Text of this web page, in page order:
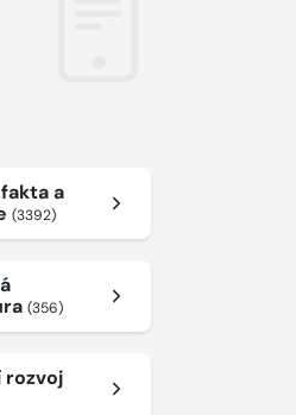
a
(3392)
(356)
rozvoj